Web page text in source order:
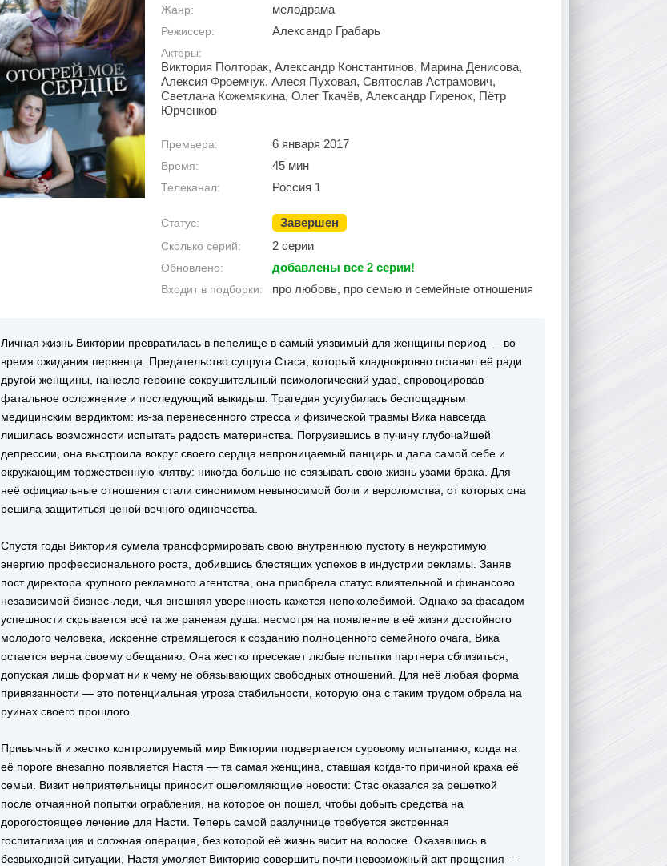
Жанр: мелодрама
Режиссер: Александр Грабарь
Актёры:
Виктория Полторак, Александр Константинов, Марина Денисова,
Алексия Фроемчук, Алеся Пуховая, Святослав Астрамович,
Светлана Кожемякина, Олег Ткачёв, Александр Гиренок, Пётр
Юрченков
Премьера: 6 января 2017
Время: 45 мин
Телеканал: Россия 1
Статус: Завершен
Сколько серий: 2 серии
Обновлено: добавлены все 2 серии!
Входит в подборки: про любовь, про семью и семейные отношения
Личная жизнь Виктории превратилась в пепелище в самый уязвимый для женщины период — во
время ожидания первенца. Предательство супруга Стаса, который хладнокровно оставил её ради
другой женщины, нанесло героине сокрушительный психологический удар, спровоцировав
фатальное осложнение и последующий выкидыш. Трагедия усугубилась беспощадным
медицинским вердиктом: из-за перенесенного стресса и физической травмы Вика навсегда
лишилась возможности испытать радость материнства. Погрузившись в пучину глубочайшей
депрессии, она выстроила вокруг своего сердца непроницаемый панцирь и дала самой себе и
окружающим торжественную клятву: никогда больше не связывать свою жизнь узами брака. Для
неё официальные отношения стали синонимом невыносимой боли и вероломства, от которых она
решила защититься ценой вечного одиночества.
Спустя годы Виктория сумела трансформировать свою внутреннюю пустоту в неукротимую
энергию профессионального роста, добившись блестящих успехов в индустрии рекламы. Заняв
пост директора крупного рекламного агентства, она приобрела статус влиятельной и финансово
независимой бизнес-леди, чья внешняя уверенность кажется непоколебимой. Однако за фасадом
успешности скрывается всё та же раненая душа: несмотря на появление в её жизни достойного
молодого человека, искренне стремящегося к созданию полноценного семейного очага, Вика
остается верна своему обещанию. Она жестко пресекает любые попытки партнера сблизиться,
допуская лишь формат ни к чему не обязывающих свободных отношений. Для неё любая форма
привязанности — это потенциальная угроза стабильности, которую она с таким трудом обрела на
руинах своего прошлого.
Привычный и жестко контролируемый мир Виктории подвергается суровому испытанию, когда на
её пороге внезапно появляется Настя — та самая женщина, ставшая когда-то причиной краха её
семьи. Визит неприятельницы приносит ошеломляющие новости: Стас оказался за решеткой
после отчаянной попытки ограбления, на которое он пошел, чтобы добыть средства на
дорогостоящее лечение для Насти. Теперь самой разлучнице требуется экстренная
госпитализация и сложная операция, без которой её жизнь висит на волоске. Оказавшись в
безвыходной ситуации, Настя умоляет Викторию совершить почти невозможный акт прощения —